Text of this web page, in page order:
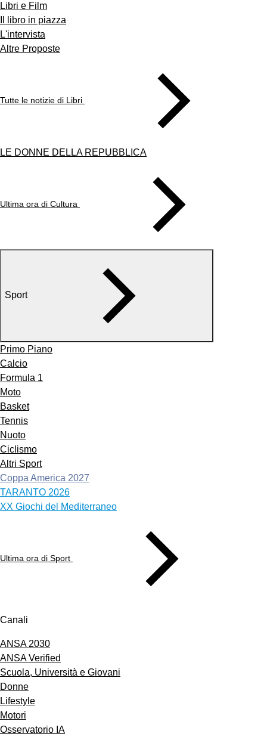
Libri e Film
Il libro in piazza
L'intervista
Altre Proposte
Tutte le notizie di Libri
LE DONNE DELLA REPUBBLICA
Ultima ora di Cultura
Sport
Primo Piano
Calcio
Formula 1
Moto
Basket
Tennis
Nuoto
Ciclismo
Altri Sport
Coppa America 2027
TARANTO 2026
XX Giochi del Mediterraneo
Ultima ora di Sport
Canali
ANSA 2030
ANSA Verified
Scuola, Università e Giovani
Donne
Lifestyle
Motori
Osservatorio IA